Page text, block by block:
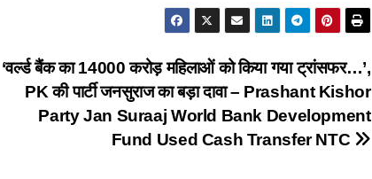
‘वर्ल्ड बैंक का 14000 करोड़ महिलाओं को किया गया ट्रांसफर…’,
PK की पार्टी जनसुराज का बड़ा दावा – Prashant Kishor
Party Jan Suraaj World Bank Development
Fund Used Cash Transfer NTC